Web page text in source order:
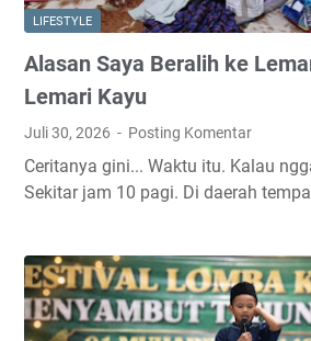
a
p
t
o
G
a
m
g
T
i
LIFESTYLE
Alasan Saya Beralih ke
Lemari Kayu
Juli 30, 2026 Posting Komentar
Ceritanya gini... Waktu itu. Kalau
Sekitar jam 10 pagi. Di daerah